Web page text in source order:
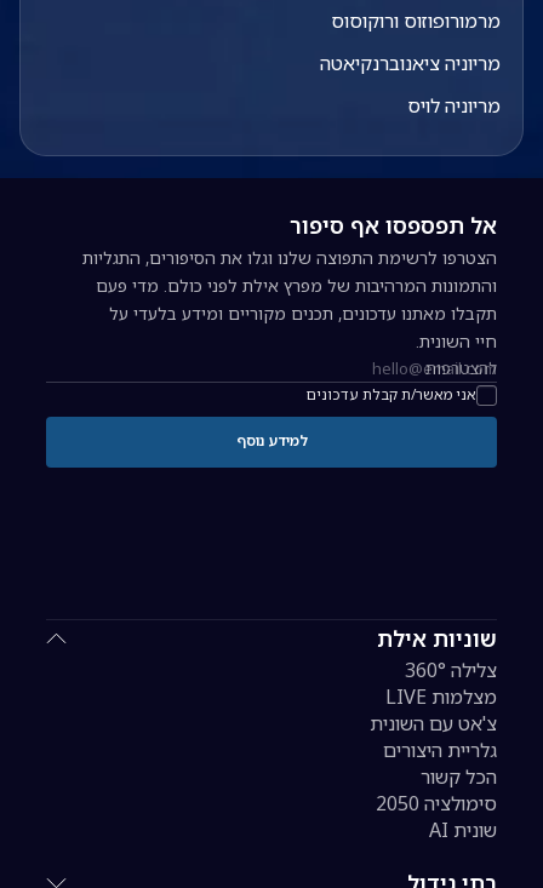
מרמורופוזוס ורוקוסוס
מריוניה ציאנוברנקיאטה
מריוניה לויס
שוניות אילת
צלילה 360°
מצלמות LIVE
צ'אט עם השונית
גלריית היצורים
הכל קשור
סימולציה 2050
שונית AI
אל תפספסו אף סיפור
הצטרפו לרשימת התפוצה שלנו וגלו את הסיפורים, התגליות
והתמונות המרהיבות של מפרץ אילת לפני כולם. מדי פעם
תקבלו מאתנו עדכונים, תכנים מקוריים ומידע בלעדי על
חיי השונית.
כתובת אימייל להרשמה לניוזלטר
אני מאשר/ת קבלת עדכונים
להצטרפות
למידע נוסף